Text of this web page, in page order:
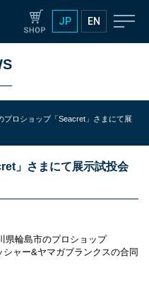
JP EN
プロショップ「Seacret」さまにて展
」さまにて展示試投会
県輪島市のプロショップ
シャー&ヤマガブランクスの合同